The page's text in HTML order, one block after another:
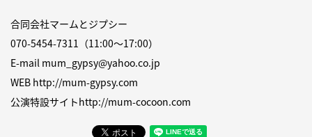
合同会社マームとジプシー
070-5454-7311（11:00～17:00）
E-mail mum_gypsy@yahoo.co.jp
WEB http://mum-gypsy.com
公演特設サイトhttp://mum-cocoon.com